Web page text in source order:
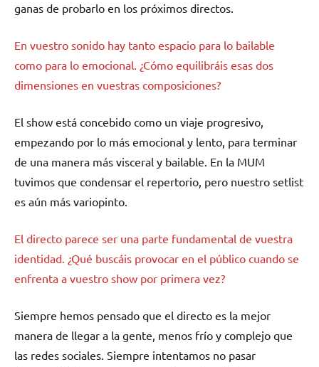
ganas de probarlo en los próximos directos.
En vuestro sonido hay tanto espacio para lo bailable
como para lo emocional. ¿Cómo equilibráis esas dos
dimensiones en vuestras composiciones?
El show está concebido como un viaje progresivo,
empezando por lo más emocional y lento, para terminar
de una manera más visceral y bailable. En la MUM
tuvimos que condensar el repertorio, pero nuestro setlist
es aún más variopinto.
El directo parece ser una parte fundamental de vuestra
identidad. ¿Qué buscáis provocar en el público cuando se
enfrenta a vuestro show por primera vez?
Siempre hemos pensado que el directo es la mejor
manera de llegar a la gente, menos frío y complejo que
las redes sociales. Siempre intentamos no pasar